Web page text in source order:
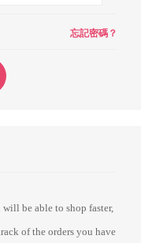
忘記密碼？
be able to shop faster,
of the orders you have